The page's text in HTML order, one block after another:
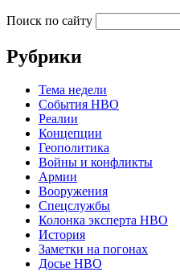
Поиск по сайту
Рубрики
Тема недели
События НВО
Реалии
Концепции
Геополитика
Войны и конфликты
Армии
Вооружения
Спецслужбы
Колонка эксперта НВО
История
Заметки на погонах
Досье НВО